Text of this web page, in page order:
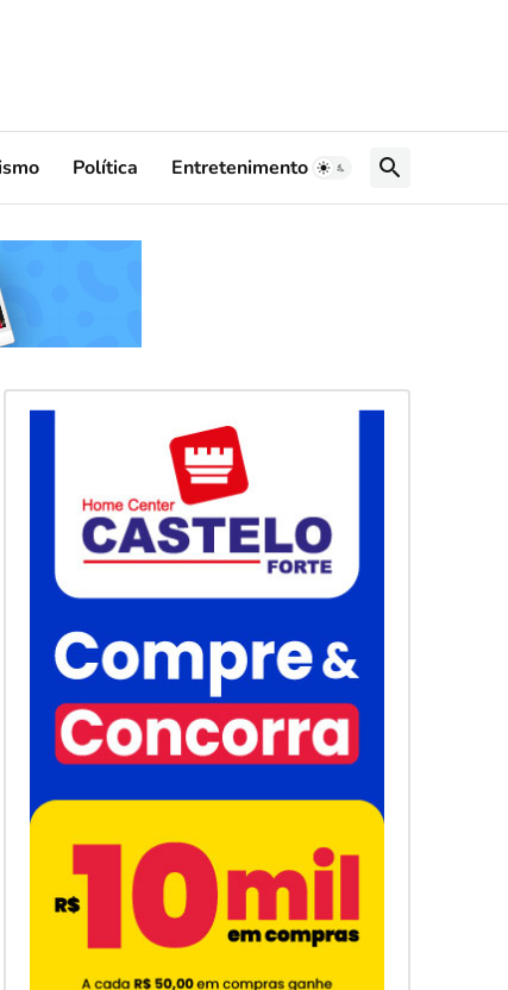
Política Entretenimento